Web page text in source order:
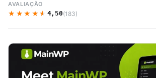
AVALIAÇÃO
★★★★★
★★★★★ 4,50(183)